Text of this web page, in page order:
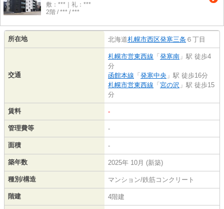
敷：***｜礼：***
2階 / *** / ***
所在地 北海道札幌市西区発寒三条 ６丁目
交通
札幌市営東西線 「発寒南 」駅 徒歩4
分
函館本線 「発寒中央 」駅 徒歩16分
札幌市営東西線 「宮の沢 」駅 徒歩15
分
賃料 -
管理費等 -
面積 -
築年数 2025年 10月 (新築)
種別/構造 マンション/鉄筋コンクリート
階建 4階建